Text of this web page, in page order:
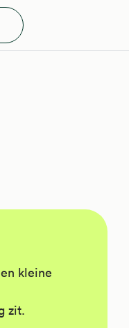
kleine
zit.